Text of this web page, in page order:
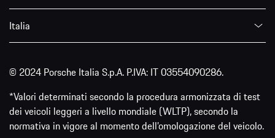
Italia
© 2024 Porsche Italia S.p.A. P.IVA: IT 03554090286.
*Valori determinati secondo la procedura armonizzata di test
dei veicoli leggeri a livello mondiale (WLTP), secondo la
normativa in vigore al momento dell’omologazione del veicolo.